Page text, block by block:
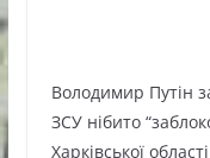
Володимир Путін
ЗСУ нібито
Харківської